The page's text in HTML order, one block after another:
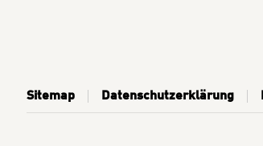
Sitemap Datenschutzerklärung